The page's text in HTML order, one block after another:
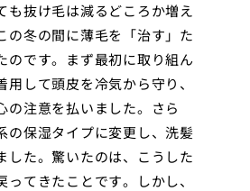
抜け毛は減るどころか増え
の冬の間に薄毛を「治す」た
のです。まず最初に取り組ん
して頭皮を冷気から守り、
の注意を払いました。さら
の保湿タイプに変更し、洗髪
した。驚いたのは、こうした
てきたことです。しかし、